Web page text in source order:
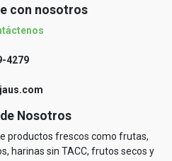
con nosotros
4279
Nosotros
productos frescos como frutas,
harinas sin TACC, frutos secos y